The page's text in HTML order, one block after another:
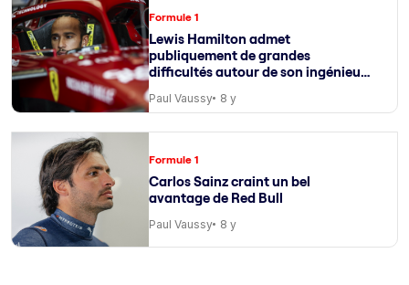
Formule 1
Lewis Hamilton admet
publiquement de grandes
difficultés autour de son ingénieur
Paul Vaussy 8 y
Formule 1
Carlos Sainz craint un bel
avantage de Red Bull
Paul Vaussy 8 y